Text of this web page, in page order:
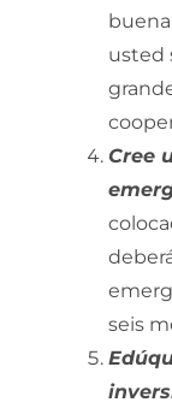
usted
Cree
seis